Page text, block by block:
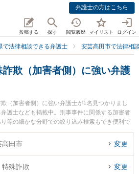
弁護士の方はこちら
投稿する 探す 閲覧履歴 マイリスト ログイン
で法律相談できる弁護士 安芸高田市で法律相
欺（加害者側）に強い弁護
（加害者側）に強い弁護士が1名見つかりまし
護士なども掲載中。刑事事件に関係する加害者
等の細かな分野での絞り込み検索もでき便利で
手 康史弁護士のプロフィール情報や弁護士費
す。『安芸高田市で土日や夜間に発生した特殊
法律相談できる安芸高田市内の弁護士に相談予
高田市 変更
殊詐欺 変更